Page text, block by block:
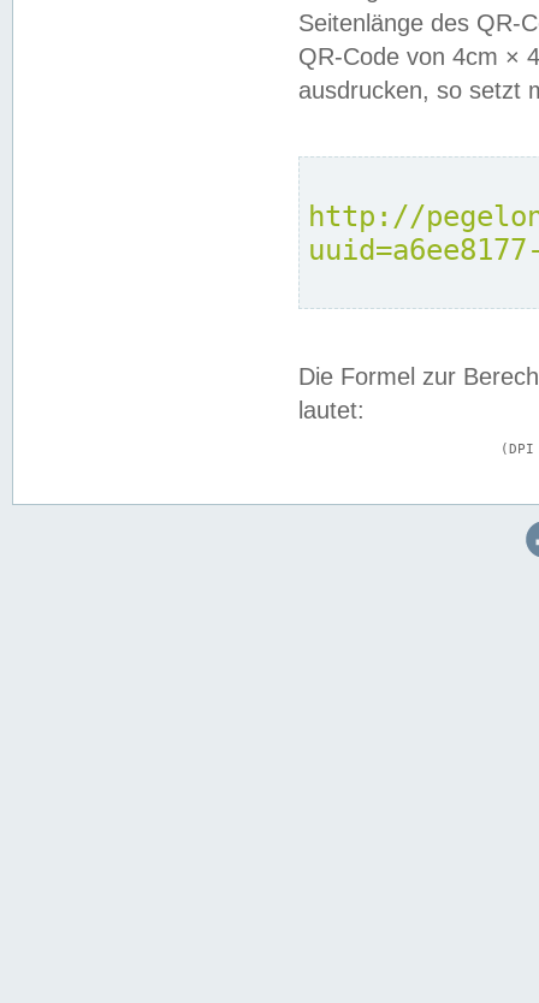
Seitenlänge des QR-
QR-Code von 4cm ×
ausdrucken, so setzt
http://
Die Formel zur
lautet: